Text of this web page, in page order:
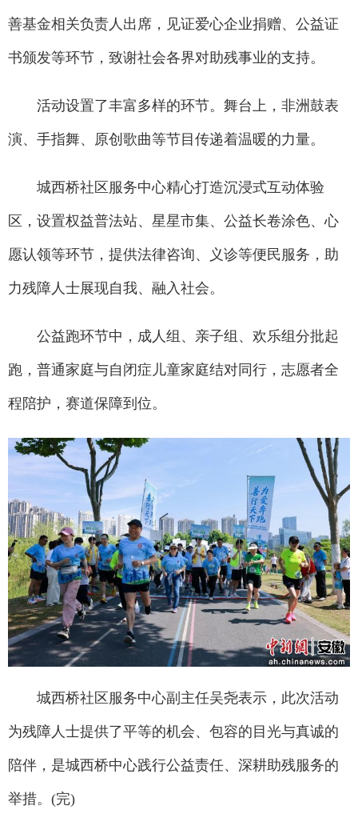
善基金相关负责人出席，见证爱心企业捐赠、公益证
书颁发等环节，致谢社会各界对助残事业的支持。
活动设置了丰富多样的环节。舞台上，非洲鼓表
演、手指舞、原创歌曲等节目传递着温暖的力量。
城西桥社区服务中心精心打造沉浸式互动体验
区，设置权益普法站、星星市集、公益长卷涂色、心
愿认领等环节，提供法律咨询、义诊等便民服务，助
力残障人士展现自我、融入社会。
公益跑环节中，成人组、亲子组、欢乐组分批起
跑，普通家庭与自闭症儿童家庭结对同行，志愿者全
程陪护，赛道保障到位。
城西桥社区服务中心副主任吴尧表示，此次活动
为残障人士提供了平等的机会、包容的目光与真诚的
陪伴，是城西桥中心践行公益责任、深耕助残服务的
举措。(完)